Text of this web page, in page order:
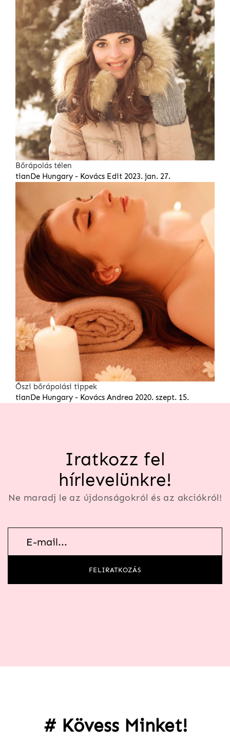
Bőrápolás télen
tianDe Hungary - Kovács Edit 2023. jan. 27.
Őszi bőrápolási tippek
tianDe Hungary - Kovács Andrea 2020. szept. 15.
Iratkozz fel
hírlevelünkre!
Ne maradj le az újdonságokról és az akciókról!
feliratkozás
FELIRATKOZÁS
# Kövess Minket!